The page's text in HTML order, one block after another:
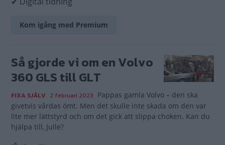
Kom igång med Premium
Så gjorde vi om en Volvo
360 GLS till GLT
FIXA SJÄLV 2 februari 2023 Pappas gamla Volvo – den ska
givetvis vårdas ömt. Men det skulle inte skada om den var
lite mer lättstyrd och om det gick att slippa choken. Kan du
hjälpa till, Julle?